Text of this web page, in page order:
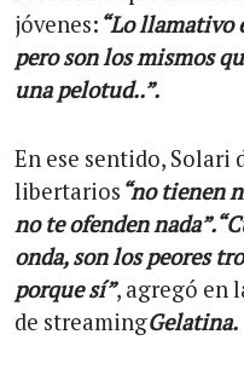
jóvenes: “Lo llamativo
pero son los mismos
una pelotud..”.
En ese sentido,
libertarios “no tienen
no te ofenden
onda, son los peores
porque sí”, agregó en
de streamingGelatina.